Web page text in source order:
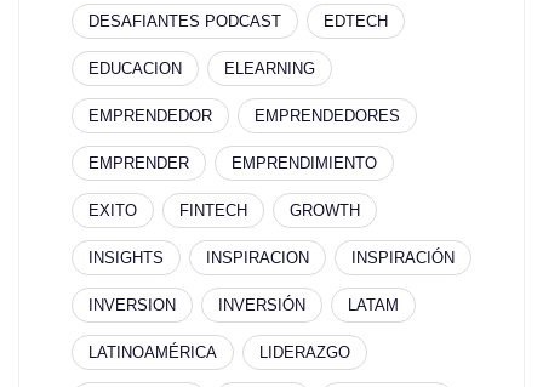
DESAFIANTES PODCAST EDTECH
EDUCACION ELEARNING
EMPRENDEDOR EMPRENDEDORES
EMPRENDER EMPRENDIMIENTO
EXITO FINTECH GROWTH
INSIGHTS INSPIRACION INSPIRACIÓN
INVERSION INVERSIÓN LATAM
LATINOAMÉRICA LIDERAZGO